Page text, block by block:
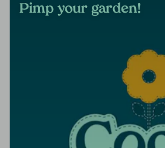
Pimp your garden!